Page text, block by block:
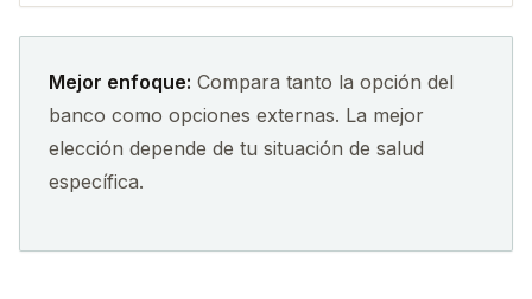
Mejor enfoque: Compara tanto la opción del
banco como opciones externas. La mejor
elección depende de tu situación de salud
específica.